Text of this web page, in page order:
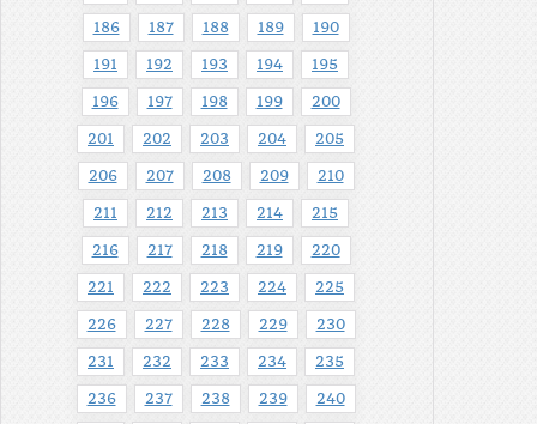
186 187 188 189 190
191 192 193 194 195
196 197 198 199 200
201 202 203 204 205
206 207 208 209 210
211 212 213 214 215
216 217 218 219 220
221 222 223 224 225
226 227 228 229 230
231 232 233 234 235
236 237 238 239 240